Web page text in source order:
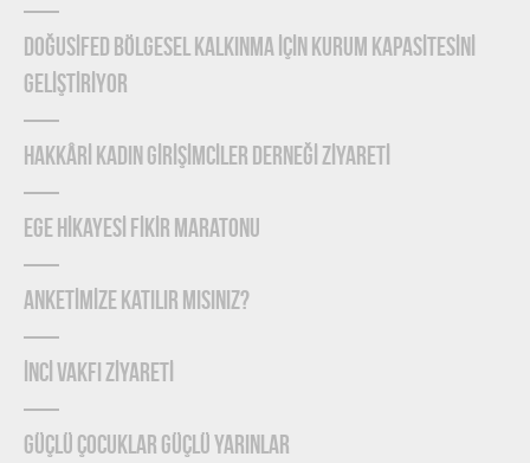
DOĞUSİFED BÖLGESEL KALKINMA İÇİN KURUM KAPASİTESİNİ
GELİŞTİRİYOR
HAKKÂRİ KADIN GİRİŞİMCİLER DERNEĞİ ZİYARETİ
EGE HİKAYESİ FİKİR MARATONU
ANKETİMİZE KATILIR MISINIZ?
İNCİ VAKFI ZİYARETİ
Güçlü Çocuklar Güçlü Yarınlar